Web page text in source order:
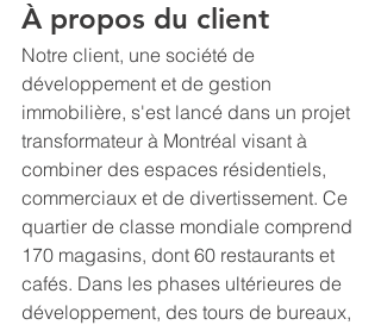
À propos du client
Notre client, une société de
développement et de gestion
immobilière, s'est lancé dans un projet
transformateur à Montréal visant à
combiner des espaces résidentiels,
commerciaux et de divertissement. Ce
quartier de classe mondiale comprend
170 magasins, dont 60 restaurants et
cafés. Dans les phases ultérieures de
développement, des tours de bureaux,